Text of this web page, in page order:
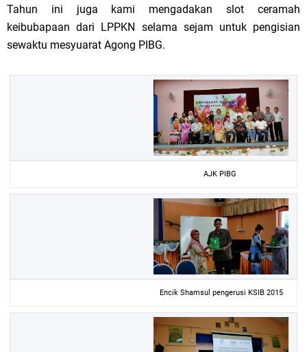
Tahun ini juga kami mengadakan slot ceramah
keibubapaan dari LPPKN selama sejam untuk pengisian
sewaktu mesyuarat Agong PIBG.
AJK PIBG
Encik Shamsul pengerusi KSIB 2015